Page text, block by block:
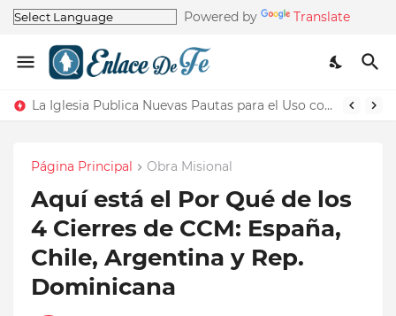
Powered by Translate
La Iglesia Publica Nuevas Pautas para el Uso correcto del Nombre de la Iglesia
Página Principal Obra Misional
Aquí está el Por Qué de los
4 Cierres de CCM: España,
Chile, Argentina y Rep.
Dominicana